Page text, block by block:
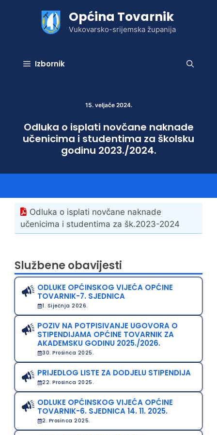
Općina Tovarnik
Vukovarsko-srijemska županija
Izbornik
15. veljače 2024.
Odluka o isplati novčane naknade
učenicima i studentima za školsku
godinu 2023./2024.
Odluka o isplati novčane naknade
učenicima i studentima za šk.2023-2024
Službene obavijesti
ODLUKE OPĆINSKOG VIJEĆA OPĆINE
TOVARNIK-7. SJEDNICA
1. Siječnja 2026.
POZIV NA POTPISIVANJE UGOVORA O
STIPENDIJAMA OPĆINE TOVARNIK ZA
AKADEMSKU GODINU 2025./2026.
30. Prosinca 2025.
PRIJEDLOG LISTE ZA DODJELU STIPENDIJA
22. Prosinca 2025.
ODLUKE OPĆINSKOG VIJEĆA OPĆINE
TOVARNIK-6. SJEDNICA 14. 11. 2025.
2. Prosinca 2025.